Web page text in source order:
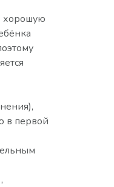
хорошую
в первой